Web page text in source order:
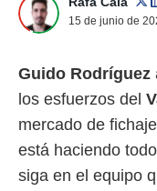
más
y
de
15 de junio de
Guido Rodríguez
los esfuerzos del
mercado de
está haciendo
siga en el equipo